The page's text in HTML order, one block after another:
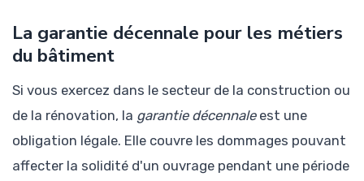
La garantie décennale pour les métiers
du bâtiment
Si vous exercez dans le secteur de la construction ou
de la rénovation, la garantie décennaleest une
obligation légale. Elle couvre les dommages pouvant
affecter la solidité d'un ouvrage pendant une période